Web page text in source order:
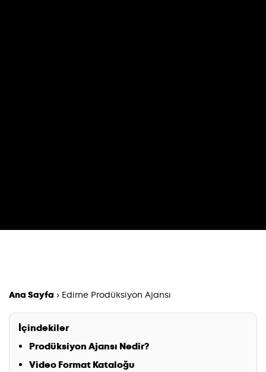
Ana Sayfa › Edirne Prodüksiyon Ajansı
İçindekiler
Prodüksiyon Ajansı Nedir?
Video Format Kataloğu